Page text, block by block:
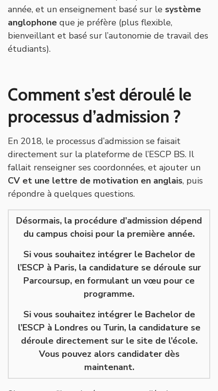
année, et un enseignement basé sur le système
anglophone que je préfère (plus flexible,
bienveillant et basé sur l’autonomie de travail des
étudiants).
Comment s’est déroulé le
processus d’admission ?
En 2018, le processus d’admission se faisait
directement sur la plateforme de l’ESCP BS. Il
fallait renseigner ses coordonnées, et ajouter un
CV et une lettre de motivation en anglais, puis
répondre à quelques questions.
Désormais, la procédure d’admission dépend
du campus choisi pour la première année.
Si vous souhaitez intégrer le Bachelor de
l’ESCP à Paris, la candidature se déroule sur
Parcoursup, en formulant un vœu pour ce
programme.
Si vous souhaitez intégrer le Bachelor de
l’ESCP à Londres ou Turin, la candidature se
déroule directement sur le site de l’école.
Vous pouvez alors candidater dès
maintenant.